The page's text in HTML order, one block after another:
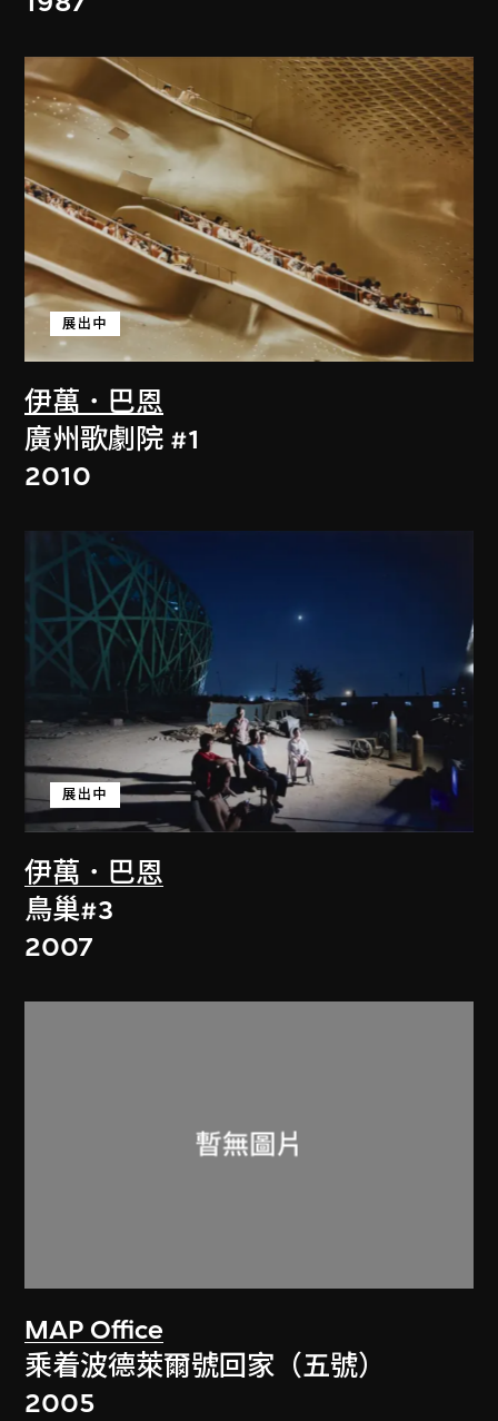
伊萬．巴恩
展出中
廣州歌劇院 #1
2010
伊萬．巴恩
展出中
鳥巢#3
2007
MAP Office
乘着波德萊爾號回家（五號）
2005